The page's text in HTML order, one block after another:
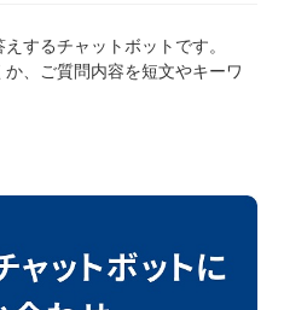
介
するチャットボットです。
、ご質問内容を短文やキーワ